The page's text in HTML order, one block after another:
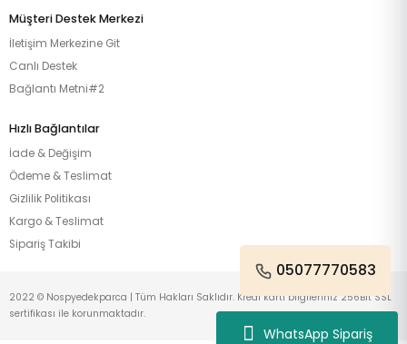
WhatsApp Sipariş
Müşteri Destek Merkezi
İletişim Merkezine Git
Canlı Destek
Bağlantı Metni#2
Hızlı Bağlantılar
İade & Değişim
Ödeme & Teslimat
Gizlilik Politikası
Kargo & Teslimat
Sipariş Takibi
05077770583
2022 © Nospyedekparca | Tüm Hakları Saklıdır. Kredi kartı bilgileriniz 256Bit SSL
sertifikası ile korunmaktadır.